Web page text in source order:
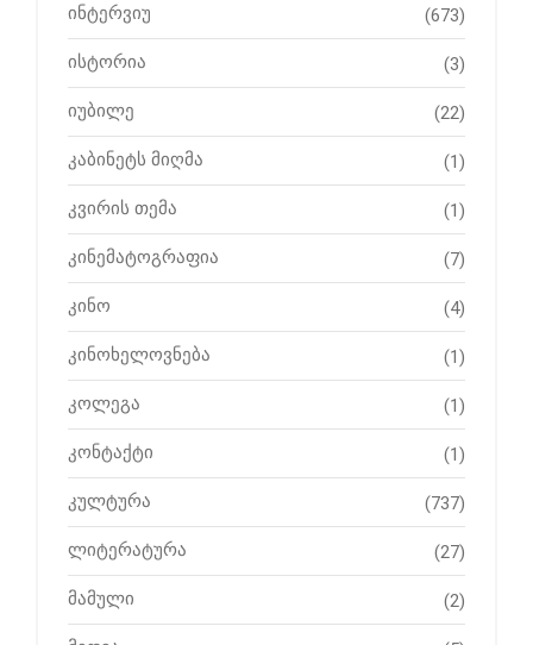
ინტერვიუ (673)
ისტორია (3)
იუბილე (22)
კაბინეტს მიღმა (1)
კვირის თემა (1)
კინემატოგრაფია (7)
კინო (4)
კინოხელოვნება (1)
კოლეგა (1)
კონტაქტი (1)
კულტურა (737)
ლიტერატურა (27)
მამული (2)